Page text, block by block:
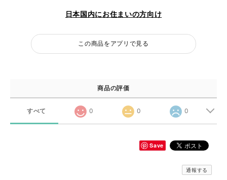
日本国内にお住まいの方向け
この商品をアプリで見る
商品の評価
すべて 0 0 0
Save
通報する